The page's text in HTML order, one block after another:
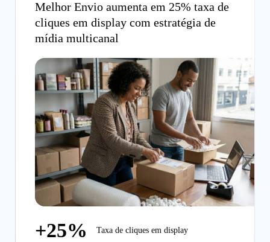
Melhor Envio aumenta em 25% taxa de
cliques em display com estratégia de
mídia multicanal
+25% Taxa de cliques em display